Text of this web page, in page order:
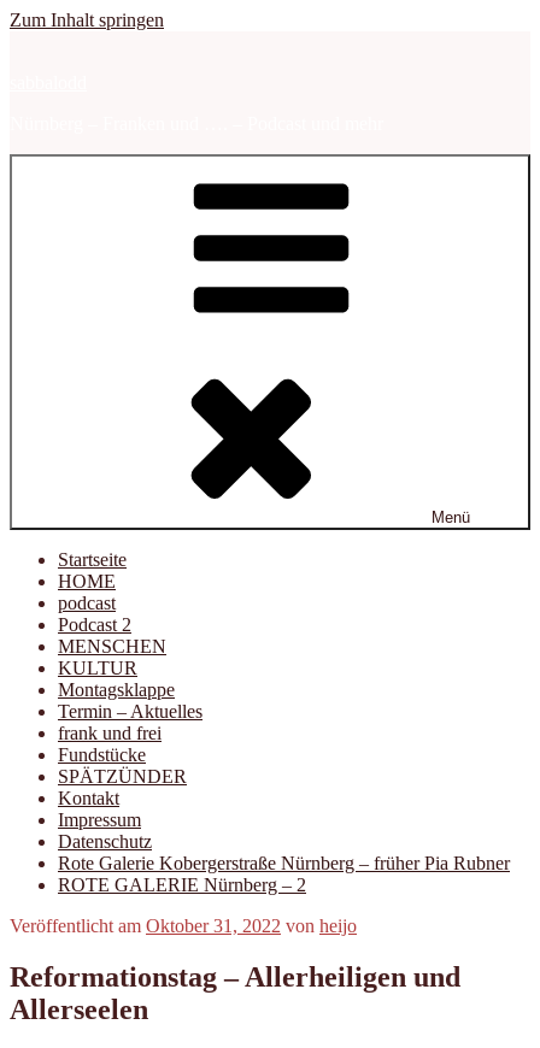
Zum Inhalt springen
Menü
Startseite
HOME
podcast
Podcast 2
MENSCHEN
KULTUR
Montagsklappe
Termin – Aktuelles
frank und frei
Fundstücke
SPÄTZÜNDER
Kontakt
Impressum
Datenschutz
Rote Galerie Kobergerstraße Nürnberg – früher Pia Rubner
ROTE GALERIE Nürnberg – 2
Veröffentlicht am Oktober 31, 2022 von heijo
Reformationstag – Allerheiligen und
Allerseelen